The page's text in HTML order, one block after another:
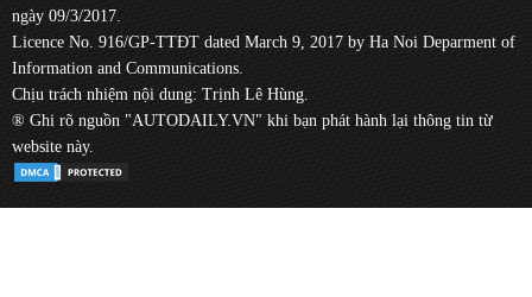
ngày 09/3/2017.
Licence No. 916/GP-TTĐT dated March 9, 2017 by Ha Noi Deparment of
Information and Communications.
Chịu trách nhiệm nội dung: Trịnh Lê Hùng.
® Ghi rõ nguồn "AUTODAILY.VN" khi bạn phát hành lại thông tin từ
website này.